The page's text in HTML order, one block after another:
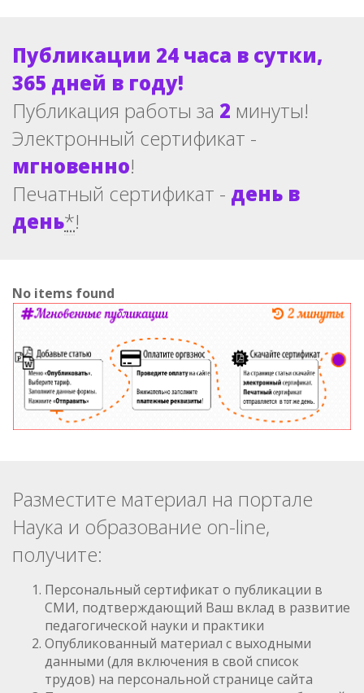
Публикации 24 часа в сутки,
365 дней в году!
Публикация работы за 2 минуты!
Электронный сертификат -
мгновенно!
Печатный сертификат - день в
день*!
No items found
Разместите материал на портале
Наука и образование on-line,
получите:
Персональный сертификат о публикации в
СМИ, подтверждающий Ваш вклад в развитие
педагогической науки и практики
Опубликованный материал с выходными
данными (для включения в свой список
трудов) на персональной странице сайта